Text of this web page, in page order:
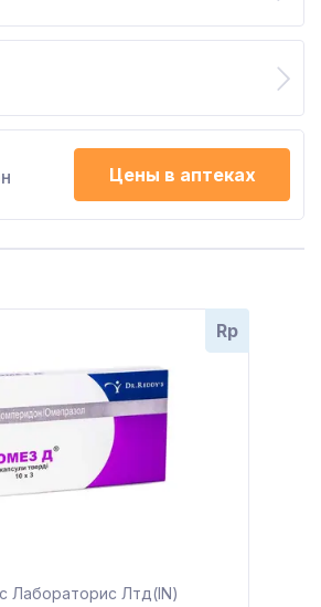
Цены в аптеках
Rp
Лабораторис Лтд(IN)